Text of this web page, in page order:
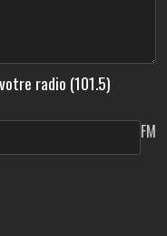
radio (101.5)
FM